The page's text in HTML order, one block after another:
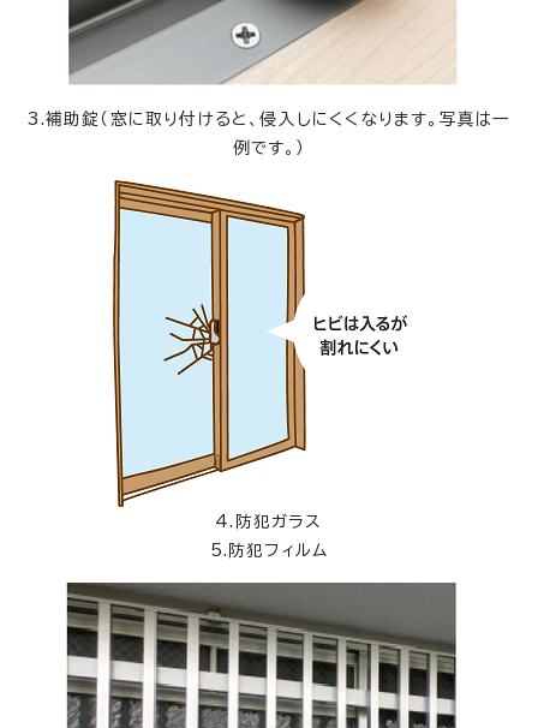
3.補助錠（窓に取り付けると、侵入しにくくなります。写真は一
例です。）
4.防犯ガラス
5.防犯フィルム